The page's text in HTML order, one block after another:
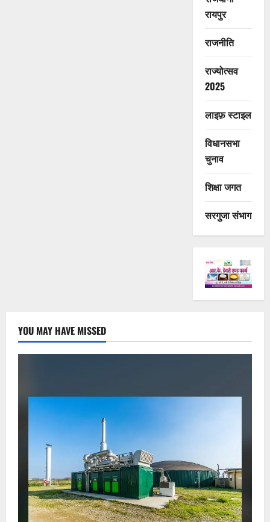
रायपुर
राजनीति
राज्योत्सव
2025
लाइफ़ स्टाइल
विधानसभा
चुनाव
शिक्षा जगत
सरगुजा संभाग
YOU MAY HAVE MISSED